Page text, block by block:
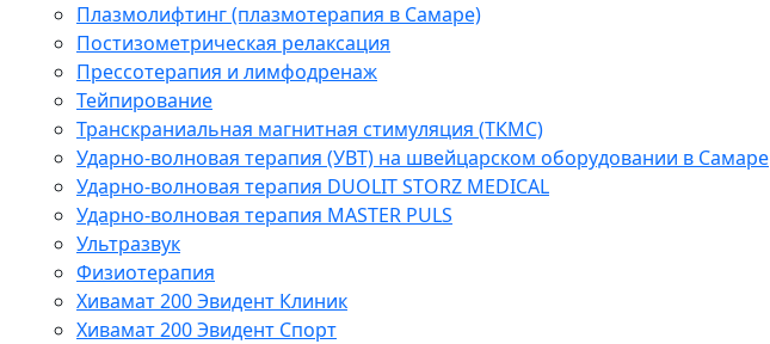
Плазмолифтинг (плазмотерапия в Самаре)
Постизометрическая релаксация
Прессотерапия и лимфодренаж
Тейпирование
Транскраниальная магнитная стимуляция (ТКМС)
Ударно-волновая терапия (УВТ) на швейцарском оборудовании в Самаре
Ударно-волновая терапия DUOLIT STORZ MEDICAL
Ударно-волновая терапия MASTER PULS
Ультразвук
Физиотерапия
Хивамат 200 Эвидент Клиник
Хивамат 200 Эвидент Спорт